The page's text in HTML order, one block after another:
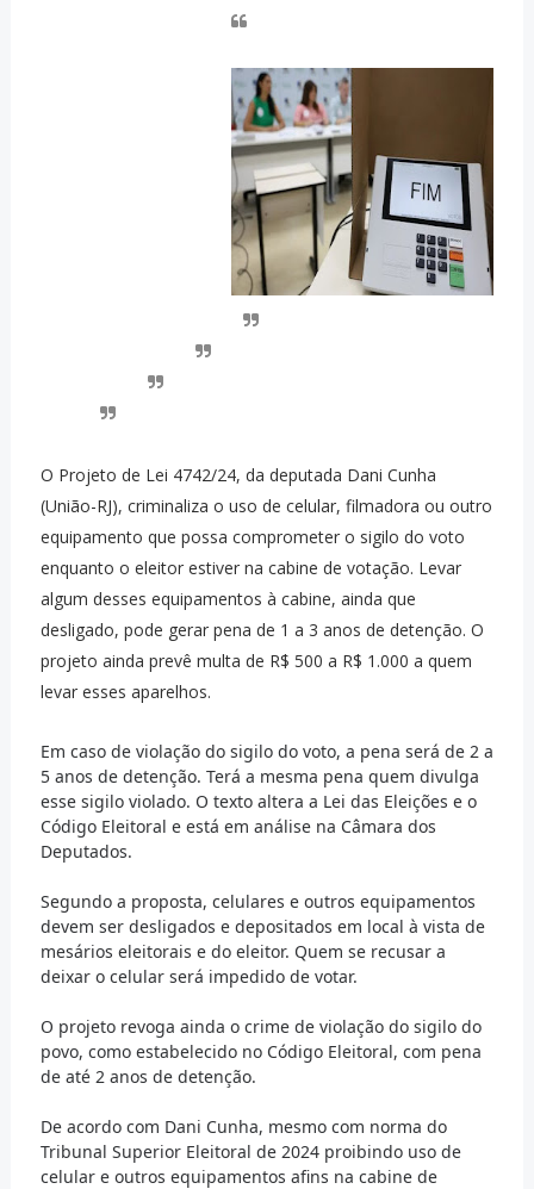
O Projeto de Lei 4742/24, da deputada Dani Cunha
(União-RJ), criminaliza o uso de celular, filmadora ou outro
equipamento que possa comprometer o sigilo do voto
enquanto o eleitor estiver na cabine de votação. Levar
algum desses equipamentos à cabine, ainda que
desligado, pode gerar pena de 1 a 3 anos de detenção. O
projeto ainda prevê multa de R$ 500 a R$ 1.000 a quem
levar esses aparelhos.
Em caso de violação do sigilo do voto, a pena será de 2 a
5 anos de detenção. Terá a mesma pena quem divulga
esse sigilo violado. O texto altera a Lei das Eleições e o
Código Eleitoral e está em análise na Câmara dos
Deputados.
Segundo a proposta, celulares e outros equipamentos
devem ser desligados e depositados em local à vista de
mesários eleitorais e do eleitor. Quem se recusar a
deixar o celular será impedido de votar.
O projeto revoga ainda o crime de violação do sigilo do
povo, como estabelecido no Código Eleitoral, com pena
de até 2 anos de detenção.
De acordo com Dani Cunha, mesmo com norma do
Tribunal Superior Eleitoral de 2024 proibindo uso de
celular e outros equipamentos afins na cabine de